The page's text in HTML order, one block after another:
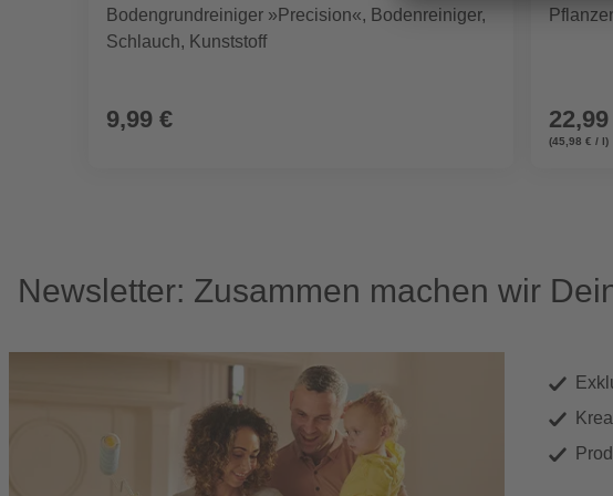
Bodengrundreiniger »Precision«, Bodenreiniger,
Schlauch, Kunststoff
9,99 €
(45,98 € / l)
Newsletter: Zusammen machen wir